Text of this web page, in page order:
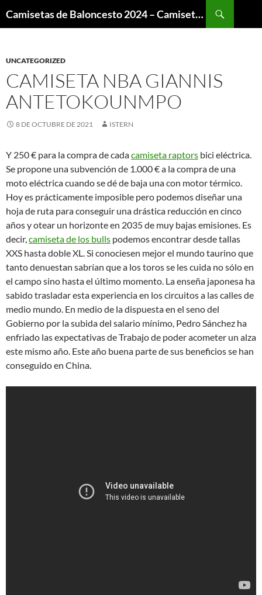
Camisetas de Baloncesto 2024 – Camisetas NBA
UNCATEGORIZED
CAMISETA NBA GIANNIS
ANTETOKOUNMPO
8 DE OCTUBRE DE 2021 ISTERN
Y 250 € para la compra de cadacamiseta raptors bici eléctrica.
Se propone una subvención de 1.000 € a la compra de una
moto eléctrica cuando se dé de baja una con motor térmico.
Hoy es prácticamente imposible pero podemos diseñar una
hoja de ruta para conseguir una drástica reducción en cinco
años y otear un horizonte en 2035 de muy bajas emisiones. Es
decir,camiseta de los bulls podemos encontrar desde tallas
XXS hasta doble XL. Si conociesen mejor el mundo taurino que
tanto denuestan sabrían que a los toros se les cuida no sólo en
el campo sino hasta el último momento. La enseña japonesa ha
sabido trasladar esta experiencia en los circuitos a las calles de
medio mundo. En medio de la dispuesta en el seno del
Gobierno por la subida del salario mínimo, Pedro Sánchez ha
enfriado las expectativas de Trabajo de poder acometer un alza
este mismo año. Este año buena parte de sus beneficios se han
conseguido en China.